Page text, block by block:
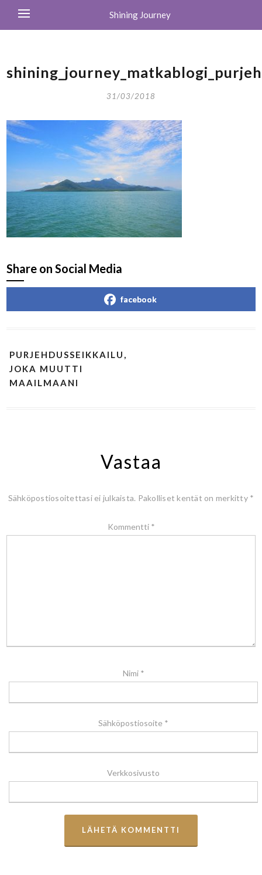
Shining Journey
31/03/2018
Share on Social Media
facebook
PURJEHDUSSEIKKAILU,
JOKA MUUTTI
MAAILMAANI
Vastaa
Sähköpostiosoitettasi ei julkaista. Pakolliset kentät on merkitty *
Kommentti *
Nimi *
Sähköpostiosoite *
Verkkosivusto